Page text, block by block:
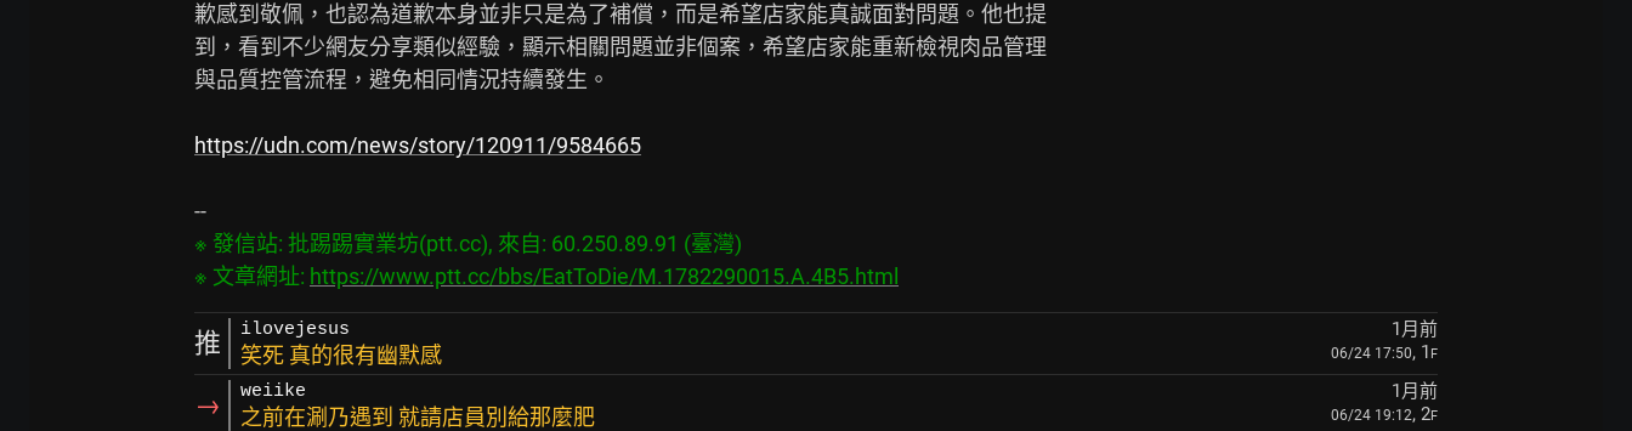
歉感到敬佩，也認為道歉本身並非只是為了補償，而是希望店家能真誠面對問題。他也提
到，看到不少網友分享類似經驗，顯示相關問題並非個案，希望店家能重新檢視肉品管理
與品質控管流程，避免相同情況持續發生。
https://udn.com/news/story/120911/9584665
※ 發信站: 批踢踢實業坊(ptt.cc), 來自: 60.250.89.91 (臺灣)
※ 文章網址: https://www.ptt.cc/bbs/EatToDie/M.1782290015.A.4B5.html
推 ilovejesus 1月前
笑死 真的很有幽默感 06/24 17:50, 1 F
→ weiike 1月前
之前在涮乃遇到 就請店員別給那麼肥 06/24 19:12, 2F